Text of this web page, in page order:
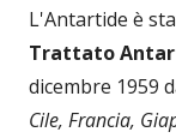
L'Antartide è
Trattato
dicembre 1959
Cile, Francia,